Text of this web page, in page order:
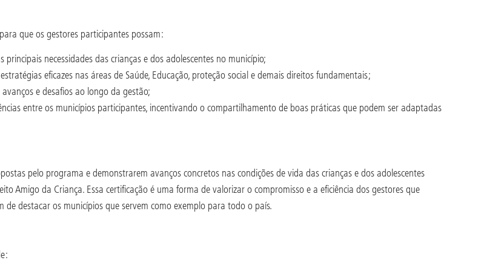
que os gestores participantes possam:
necessidades das crianças e dos adolescentes no município;
eficazes nas áreas de Saúde, Educação, proteção social e demais direitos fundamentais;
e desafios ao longo da gestão;
entre os municípios participantes, incentivando o compartilhamento de boas práticas que podem ser adaptadas
pelo programa e demonstrarem avanços concretos nas condições de vida das crianças e dos adolescentes
Amigo da Criança. Essa certificação é uma forma de valorizar o compromisso e a eficiência dos gestores que
destacar os municípios que servem como exemplo para todo o país.